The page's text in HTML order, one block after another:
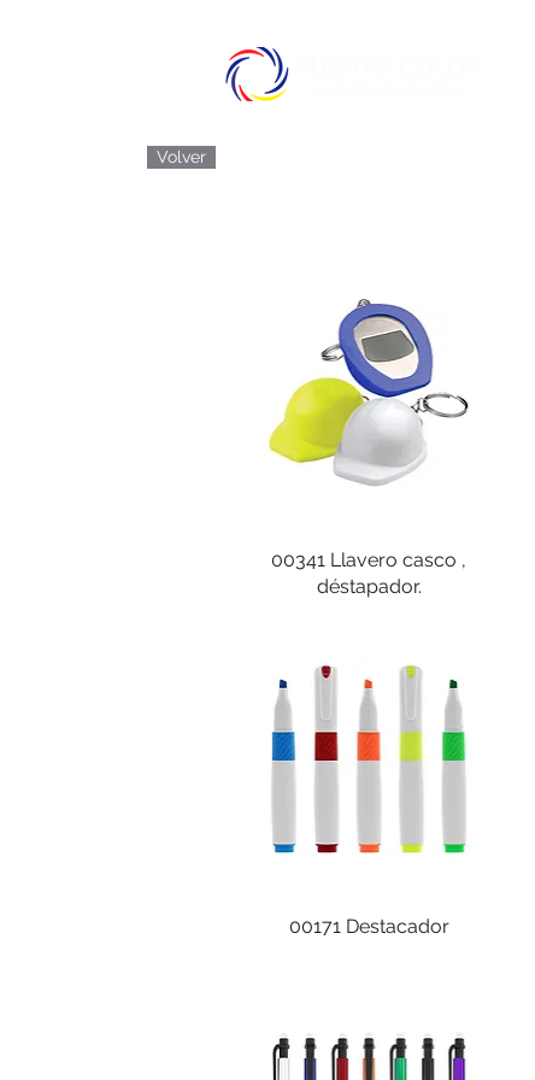
Volver
00341 Llavero casco ,
déstapador.
00171 Destacador